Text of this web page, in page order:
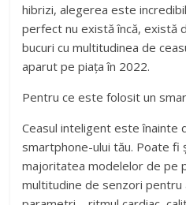
hibrizi, alegerea este
perfect nu există încă, există
bucuri cu multitudinea de
aparut pe piața în 2022.
Pentru ce este folosit un
Ceasul inteligent este înainte
smartphone-ului tău. Poate fi
majoritatea modelelor de pe
multitudine de senzori pentru